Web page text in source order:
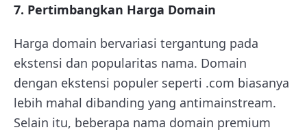
7. Pertimbangkan Harga Domain
Harga domain bervariasi tergantung pada
ekstensi dan popularitas nama. Domain
dengan ekstensi populer seperti .com biasanya
lebih mahal dibanding yang antimainstream.
Selain itu, beberapa nama domain premium